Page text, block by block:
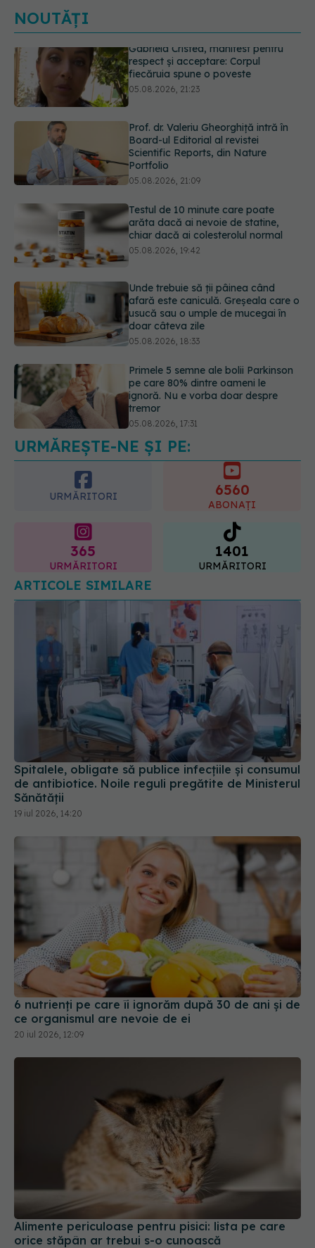
NOUTĂȚI
Prof. dr. Valeriu Gheorghiță intră în
Board-ul Editorial al revistei
Scientific Reports, din Nature
05.08.2026, 21:09
Testul de 10 minute care poate
arăta dacă ai nevoie de statine,
chiar dacă ai colesterolul normal
Unde trebuie să ții pâinea când
afară este caniculă. Greșeala care o
usucă sau o umple de mucegai în
05.08.2026, 18:33
Primele 5 semne ale bolii Parkinson
pe care 80% dintre oameni le
ignoră. Nu e vorba doar despre
05.08.2026, 17:31
Gabriela Cristea, manifest pentru
respect și acceptare: Corpul
fiecăruia spune o poveste
URMĂREȘTE-NE ȘI PE:
URMĂRITORI 6560
ABONAȚI
365
URMĂRITORI
1401
URMĂRITORI
ARTICOLE SIMILARE
Spitalele, obligate să publice infecțiile și consumul
de antibiotice. Noile reguli pregătite de Ministerul
Sănătății
19 iul 2026, 14:20
6 nutrienți pe care îi ignorăm după 30 de ani și de
ce organismul are nevoie de ei
20 iul 2026, 12:09
Alimente periculoase pentru pisici: lista pe care
orice stăpân ar trebui s-o cunoască